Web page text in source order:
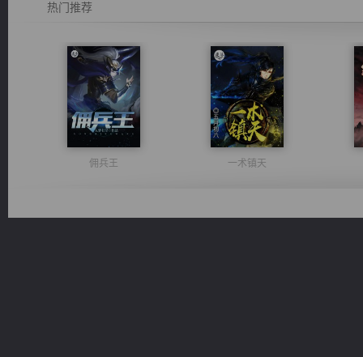
热门推荐
佣兵王 一术镇天